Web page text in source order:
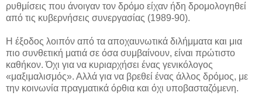
ρυθμίσεις που άνοιγαν τον δρόμο είχαν ήδη δρομολογηθεί
από τις κυβερνήσεις συνεργασίας (1989-90).
Η έξοδος λοιπόν από τα αποχαυνωτικά διλήμματα και μια
πιο συνθετική ματιά σε όσα συμβαίνουν, είναι πρώτιστο
καθήκον. Όχι για να κυριαρχήσει ένας γενικόλογος
«μαξιμαλισμός». Αλλά για να βρεθεί ένας άλλος δρόμος, με
την κοινωνία πραγματικά όρθια και όχι υποβασταζόμενη.